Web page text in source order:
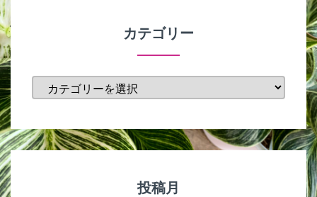
カテゴリー
テ
リ
ー
投稿月